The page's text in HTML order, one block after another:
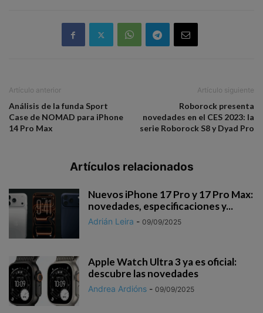
Artículo anterior
Análisis de la funda Sport
Case de NOMAD para iPhone
14 Pro Max
Artículo siguiente
Roborock presenta
novedades en el CES 2023: la
serie Roborock S8 y Dyad Pro
Artículos relacionados
Nuevos iPhone 17 Pro y 17 Pro Max:
novedades, especificaciones y...
Adrián Leira - 09/09/2025
Apple Watch Ultra 3 ya es oficial:
descubre las novedades
Andrea Ardións - 09/09/2025